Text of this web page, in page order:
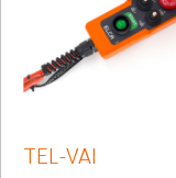
TEL-VAI